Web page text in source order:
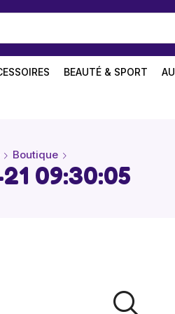
BEAUTÉ & SPORT
Boutique
09:30:05